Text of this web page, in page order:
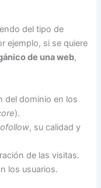
del tipo de
ejemplo, si se quiere
de una web,
del dominio en los
).
, su calidad y
de las visitas.
los usuarios.